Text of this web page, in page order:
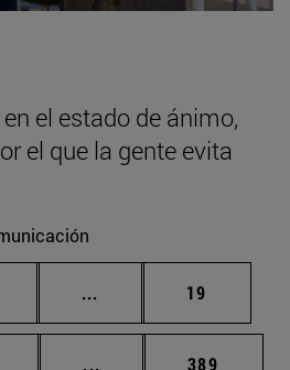
el estado de ánimo,
el que la gente evita
... Páginas intermedias
Página
19
... Páginas intermedias
Página
389